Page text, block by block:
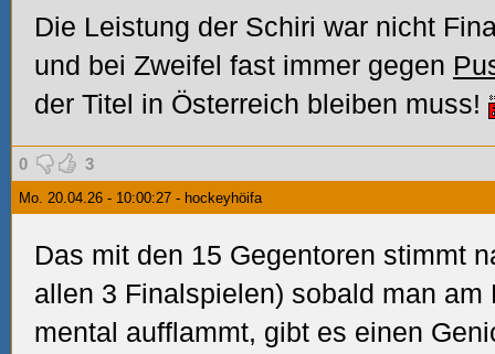
Die Leistung der Schiri war nicht
und bei Zweifel fast immer gegen
der Titel in Österreich bleiben muss!
0 3
Mo. 20.04.26 - 10:00:27 - hockeyhöifa
Das mit den 15 Gegentoren stimmt
allen 3 Finalspielen) sobald man am
mental aufflammt, gibt es einen